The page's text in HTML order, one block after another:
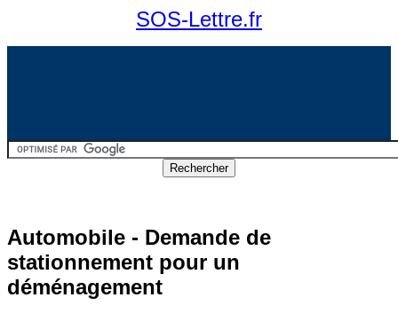
SOS-Lettre.fr
Automobile - Demande de
stationnement pour un
déménagement